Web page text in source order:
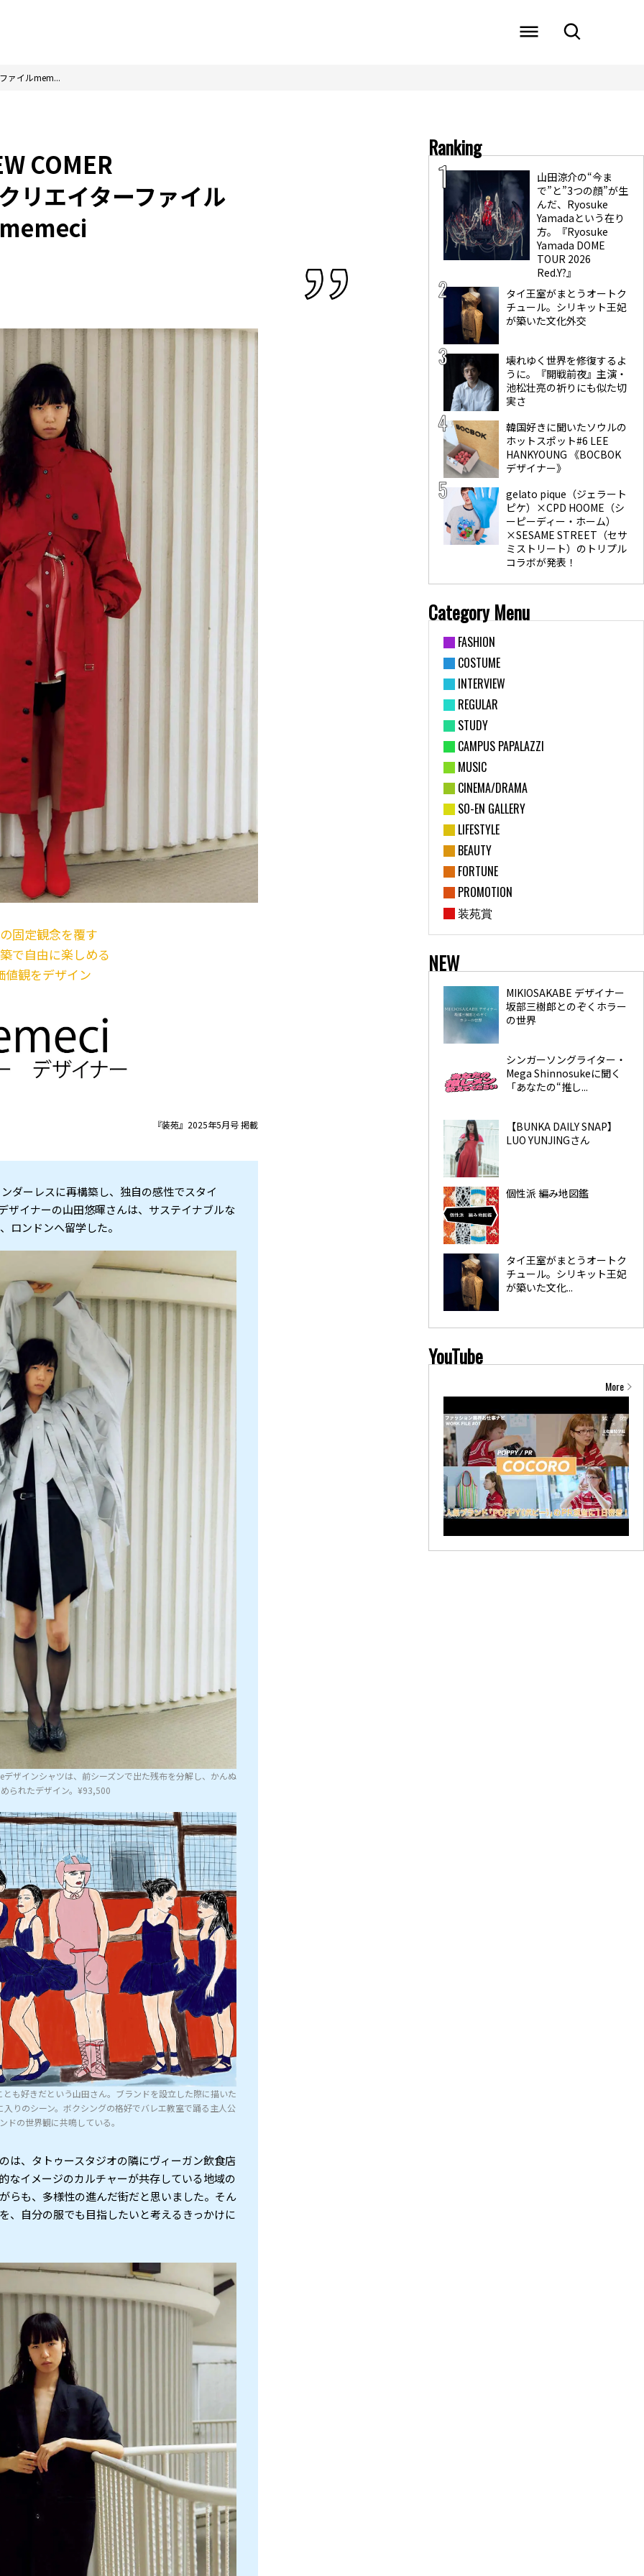
ァイルmem...
COMER
リエイターファイル
固定観念を覆す
で自由に楽しめる
値観をデザイン
『装苑』2025年5月号 掲載
ーレスに再構築し、独自の感性でスタイ
ザイナーの山田悠暉さんは、サステイナブルな
ロンドンへ留学した。
ザインシャツは、前シーズンで出た残布を分解し、かんぬ
られたデザイン。¥93,500
も好きだという山田さん。ブランドを設立した際に描いた
りのシーン。ボクシングの格好でバレエ教室で踊る主人公
ドの世界観に共鳴している。
は、タトゥースタジオの隣にヴィーガン飲食店
なイメージのカルチャーが共存している地域の
らも、多様性の進んだ街だと思いました。そん
、自分の服でも目指したいと考えるきっかけに
Ranking
山田涼介の“今ま
で”と”3つの顔”が生
んだ、Ryosuke
Yamadaという在り
方。『Ryosuke
Yamada DOME
TOUR 2026
Red.Y?』
タイ王室がまとうオートク
チュール。シリキット王妃
が築いた文化外交
壊れゆく世界を修復するよ
うに。『開戦前夜』主演・
池松壮亮の祈りにも似た切
実さ
韓国好きに聞いたソウルの
ホットスポット#6 LEE
HANKYOUNG 《BOCBOK
デザイナー》
gelato pique（ジェラート
ピケ）×CPD HOOME（シ
ーピーディー・ホーム）
×SESAME STREET（セサ
ミストリート）のトリプル
コラボが発表！
Category Menu
FASHION
COSTUME
INTERVIEW
REGULAR
STUDY
CAMPUS PAPALAZZI
MUSIC
CINEMA/DRAMA
SO-EN GALLERY
LIFESTYLE
BEAUTY
FORTUNE
PROMOTION
装苑賞
NEW
MIKIOSAKABE デザイナー
坂部三樹郎とのぞくホラー
の世界
シンガーソングライター・
Mega Shinnosukeに聞く
「あなたの“推し...
【BUNKA DAILY SNAP】
LUO YUNJINGさん
個性派 編み地図鑑
タイ王室がまとうオートク
チュール。シリキット王妃
が築いた文化...
YouTube
More